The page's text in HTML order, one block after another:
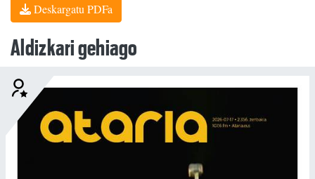
Deskargatu PDFa
Aldizkari gehiago